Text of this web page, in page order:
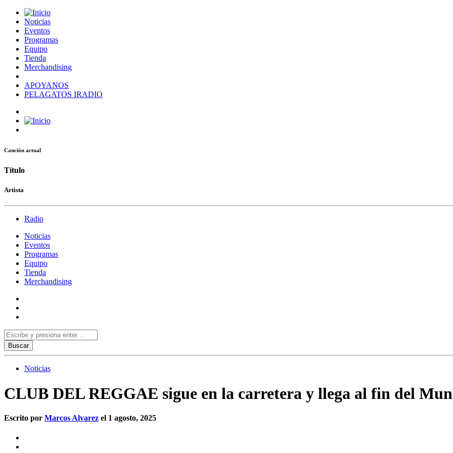
Noticias
Eventos
Programas
Equipo
Tienda
Merchandising
APOYANOS
PELAGATOS IRADIO
Canción actual
Título
Artista
Radio
Noticias
Eventos
Programas
Equipo
Tienda
Merchandising
Noticias
CLUB DEL REGGAE sigue en la carretera y llega al fin del
Escrito por Marcos Alvarez el 1 agosto, 2025